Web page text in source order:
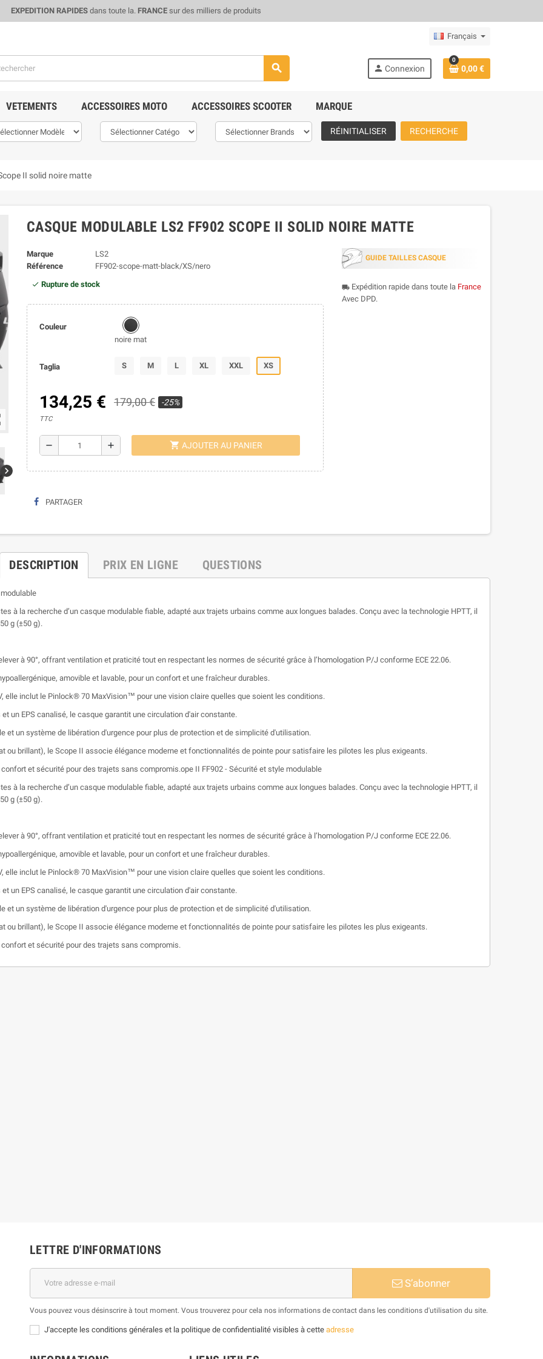
EXPEDITION RAPIDESdans toute la. FRANCEsur des milliers de produits
Français
search person Connexion
0
0,00 €
VETEMENTS ACCESSOIRES MOTO ACCESSOIRES SCOOTER MARQUE
RÉINITIALISER RECHERCHE
II solid noire matte
chevron_right
CASQUE MODULABLE LS2 FF902 SCOPE II SOLID NOIRE MATTE
Marque
LS2
Référence
FF902-scope-matt-black/XS/nero
Rupture de stock
Couleur
noire mat
Taglia S M L XL XXL XS
134,25 € 179,00 € -25%
TTC
remove add shopping_cart AJOUTER AU PANIER
PARTAGER
GUIDE TAILLES CASQUE
local_shippingExpédition rapide dans toute la France
Avec DPD.
DESCRIPTION PRIX EN LIGNE QUESTIONS
à la recherche d’un casque modulable fiable, adapté aux trajets urbains comme aux longues balades. Conçu avec la technologie HPTT, il
g (±50 g).
à 90°, offrant ventilation et praticité tout en respectant les normes de sécurité grâce à l’homologation P/J conforme ECE 22.06.
amovible et lavable, pour un confort et une fraîcheur durables.
elle inclut le Pinlock® 70 MaxVision™ pour une vision claire quelles que soient les conditions.
un EPS canalisé, le casque garantit une circulation d'air constante.
et un système de libération d'urgence pour plus de protection et de simplicité d'utilisation.
ou brillant), le Scope II associe élégance moderne et fonctionnalités de pointe pour satisfaire les pilotes les plus exigeants.
et sécurité pour des trajets sans compromis.ope II FF902 - Sécurité et style modulable
à la recherche d’un casque modulable fiable, adapté aux trajets urbains comme aux longues balades. Conçu avec la technologie HPTT, il
g (±50 g).
à 90°, offrant ventilation et praticité tout en respectant les normes de sécurité grâce à l’homologation P/J conforme ECE 22.06.
amovible et lavable, pour un confort et une fraîcheur durables.
elle inclut le Pinlock® 70 MaxVision™ pour une vision claire quelles que soient les conditions.
un EPS canalisé, le casque garantit une circulation d'air constante.
et un système de libération d'urgence pour plus de protection et de simplicité d'utilisation.
ou brillant), le Scope II associe élégance moderne et fonctionnalités de pointe pour satisfaire les pilotes les plus exigeants.
et sécurité pour des trajets sans compromis.
LETTRE D'INFORMATIONS
S’abonner
Vous pouvez vous désinscrire à tout moment. Vous trouverez pour cela nos informations de contact dans les conditions d'utilisation du site.
J'accepte les conditions générales et la politique de confidentialité visibles à cette adresse